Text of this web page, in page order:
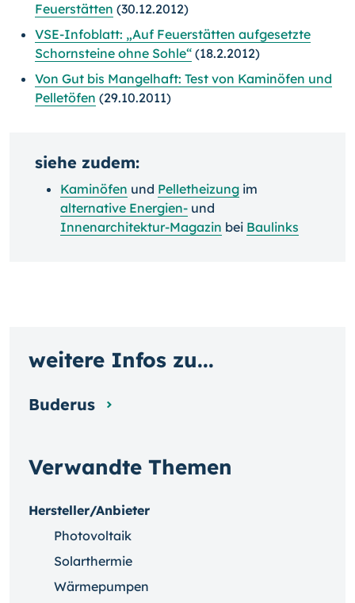
Feuerstätten (30.12.2012)
VSE-Infoblatt: „Auf Feuerstätten aufgesetzte
Schornsteine ohne Sohle“ (18.2.2012)
Von Gut bis Mangelhaft: Test von Kaminöfen und
Pelletöfen (29.10.2011)
siehe zudem:
Kaminöfen und Pelletheizung im
alternative Energien- und
Innenarchitektur-Magazin bei Baulinks
Verwandte Themen
Hersteller/Anbieter
Photovoltaik
Solarthermie
Wärmepumpen
weitere Infos zu...
Buderus